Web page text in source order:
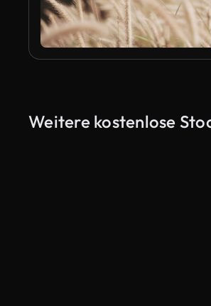
Weitere kostenlose